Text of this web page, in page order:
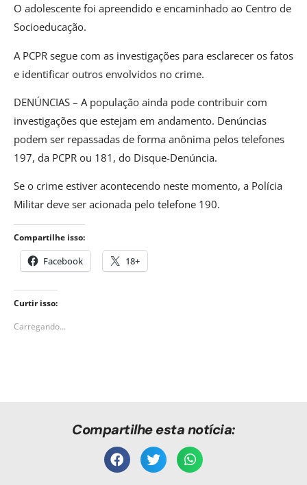
O adolescente foi apreendido e encaminhado ao Centro de
Socioeducação.
A PCPR segue com as investigações para esclarecer os fatos
e identificar outros envolvidos no crime.
DENÚNCIAS – A população ainda pode contribuir com
investigações que estejam em andamento. Denúncias
podem ser repassadas de forma anônima pelos telefones
197, da PCPR ou 181, do Disque-Denúncia.
Se o crime estiver acontecendo neste momento, a Polícia
Militar deve ser acionada pelo telefone 190.
Compartilhe isso:
Facebook 18+
Curtir isso:
Carregando...
Compartilhe esta notícia: